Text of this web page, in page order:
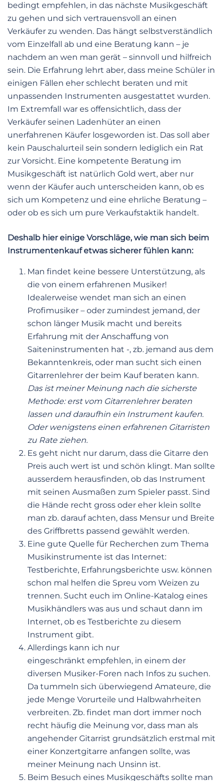
bedingt empfehlen, in das nächste Musikgeschäft
zu gehen und sich vertrauensvoll an einen
Verkäufer zu wenden. Das hängt selbstverständlich
vom Einzelfall ab und eine Beratung kann – je
nachdem an wen man gerät – sinnvoll und hilfreich
sein. Die Erfahrung lehrt aber, dass meine Schüler in
einigen Fällen eher schlecht beraten und mit
unpassenden Instrumenten ausgestattet wurden.
Im Extremfall war es offensichtlich, dass der
Verkäufer seinen Ladenhüter an einen
unerfahrenen Käufer losgeworden ist. Das soll aber
kein Pauschalurteil sein sondern lediglich ein Rat
zur Vorsicht. Eine kompetente Beratung im
Musikgeschäft ist natürlich Gold wert, aber nur
wenn der Käufer auch unterscheiden kann, ob es
sich um Kompetenz und eine ehrliche Beratung –
oder ob es sich um pure Verkaufstaktik handelt.
Deshalb hier einige Vorschläge, wie man sich beim
Instrumentenkauf etwas sicherer fühlen kann:
Man findet keine bessere Unterstützung, als
die von einem erfahrenen Musiker!
Idealerweise wendet man sich an einen
Profimusiker – oder zumindest jemand, der
schon länger Musik macht und bereits
Erfahrung mit der Anschaffung von
Saiteninstrumenten hat -, zb. jemand aus dem
Bekanntenkreis, oder man sucht sich einen
Gitarrenlehrer der beim Kauf beraten kann.
Dasist meiner Meinung nach die sicherste
Methode: erst vom Gitarrenlehrer beraten
lassen und daraufhin ein Instrument kaufen.
Oder wenigstens einen erfahrenen Gitarristen
zu Rate ziehen.
Es geht nicht nur darum, dass die Gitarre den
Preis auch wert ist und schön klingt. Man sollte
ausserdem herausfinden, ob das Instrument
mit seinen Ausmaßen zum Spieler passt. Sind
die Hände recht gross oder eher klein sollte
man zb. darauf achten, dass Mensur und Breite
des Griffbretts passend gewählt werden.
Eine gute Quelle für Recherchen zum Thema
Musikinstrumente ist das Internet:
Testberichte, Erfahrungsberichte usw. können
schon mal helfen die Spreu vom Weizen zu
trennen. Sucht euch im Online-Katalog eines
Musikhändlers was aus und schaut dann im
Internet, ob es Testberichte zu diesem
Instrument gibt.
Allerdings kann ich nur
eingeschränkt empfehlen, in einem der
diversen Musiker-Foren nach Infos zu suchen.
Da tummeln sich überwiegend Amateure, die
jede Menge Vorurteile und Halbwahrheiten
verbreiten. Zb. findet man dort immer noch
recht häufig die Meinung vor, dass man als
angehender Gitarrist grundsätzlich erstmal mit
einer Konzertgitarre anfangen sollte, was
meiner Meinung nach Unsinn ist.
Beim Besuch eines Musikgeschäfts sollte man